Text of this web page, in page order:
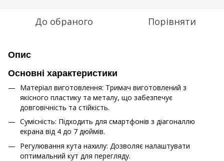
До обраного Порівняти
Опис
Основні характеристики
Матеріал виготовлення: Тримач виготовлений з
якісного пластику та металу, що забезпечує
довговічність та стійкість.
Сумісність: Підходить для смартфонів з діагоналлю
екрана від 4 до 7 дюймів.
Регулювання кута нахилу: Дозволяє налаштувати
оптимальний кут для перегляду.